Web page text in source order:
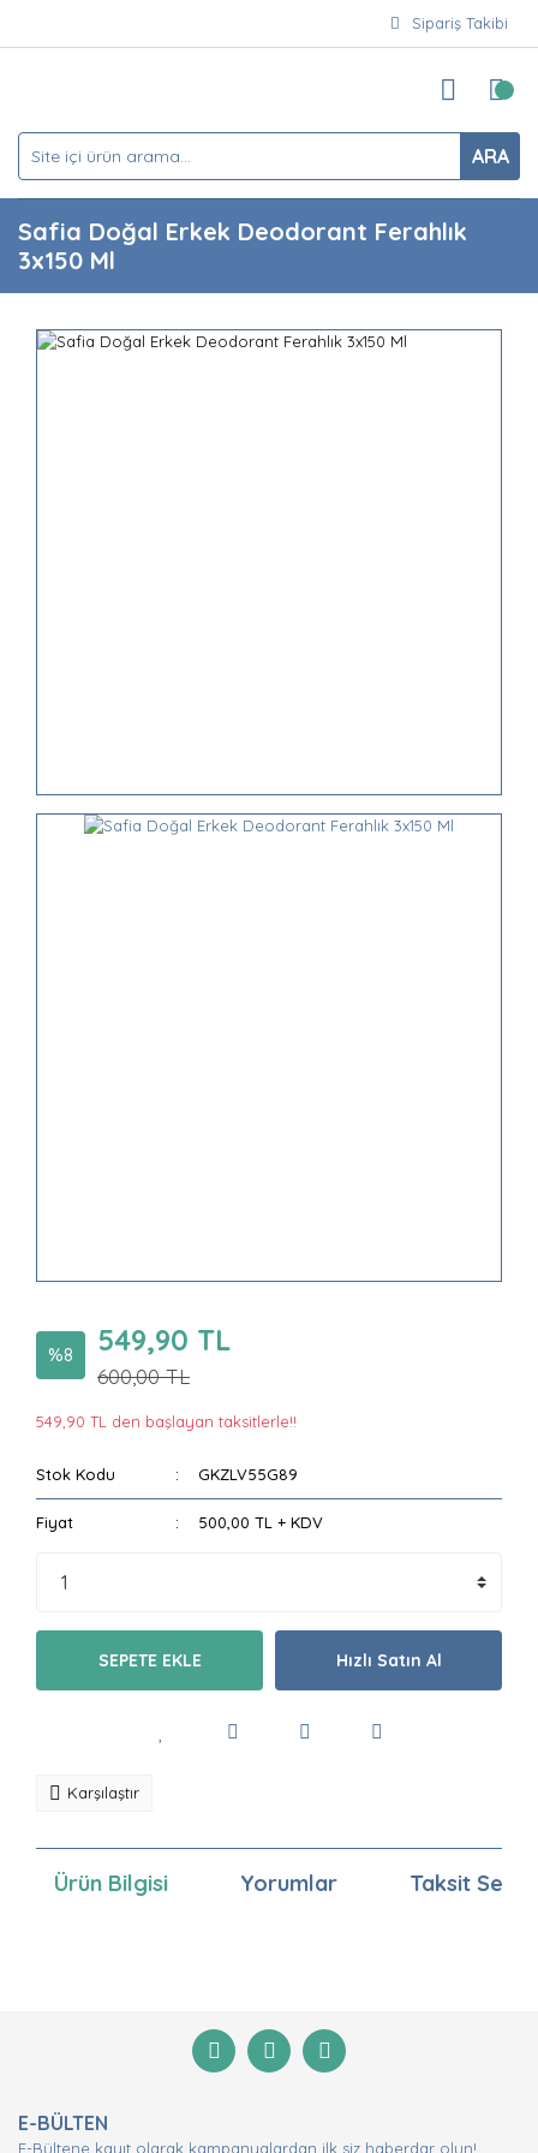
Sipariş Takibi
ARA
Safia Doğal Erkek Deodorant Ferahlık
3x150 Ml
%8 549,90 TL
600,00 TL
549,90 TL den başlayan taksitlerle!!
Stok Kodu GKZLV55G89
Fiyat 500,00 TL + KDV
SEPETE EKLE Hızlı Satın Al
Karşılaştır
Ürün Bilgisi Yorumlar Taksit
Yorum Yaz
Görüş ve önerileriniz için teşekkür ederiz.
Ürün açıklamasında eksik bilgiler bulunuyor.
E-BÜLTEN
E-Bültene kayıt olarak kampanyalardan ilk siz haberdar olun!